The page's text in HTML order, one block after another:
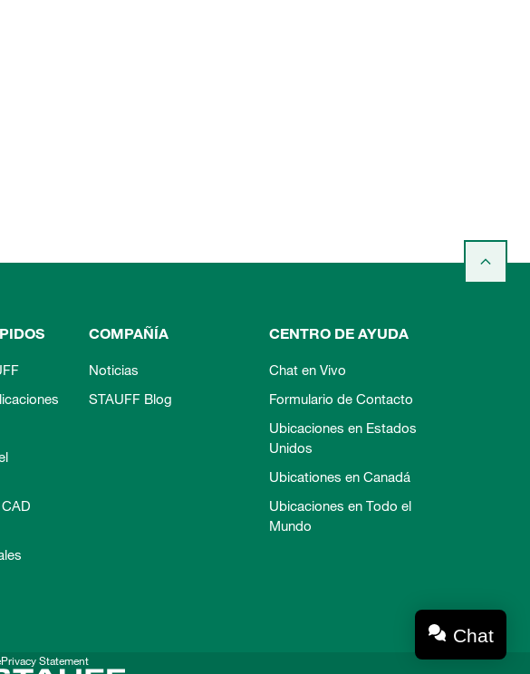
COMPAÑÍA
Noticias
STAUFF Blog
CENTRO DE AYUDA
Chat en Vivo
Formulario de Contacto
Ubicaciones en Estados
Unidos
Ubicationes en Canadá
Ubicaciones en Todo el
Mundo
Privacy Statement
Chat